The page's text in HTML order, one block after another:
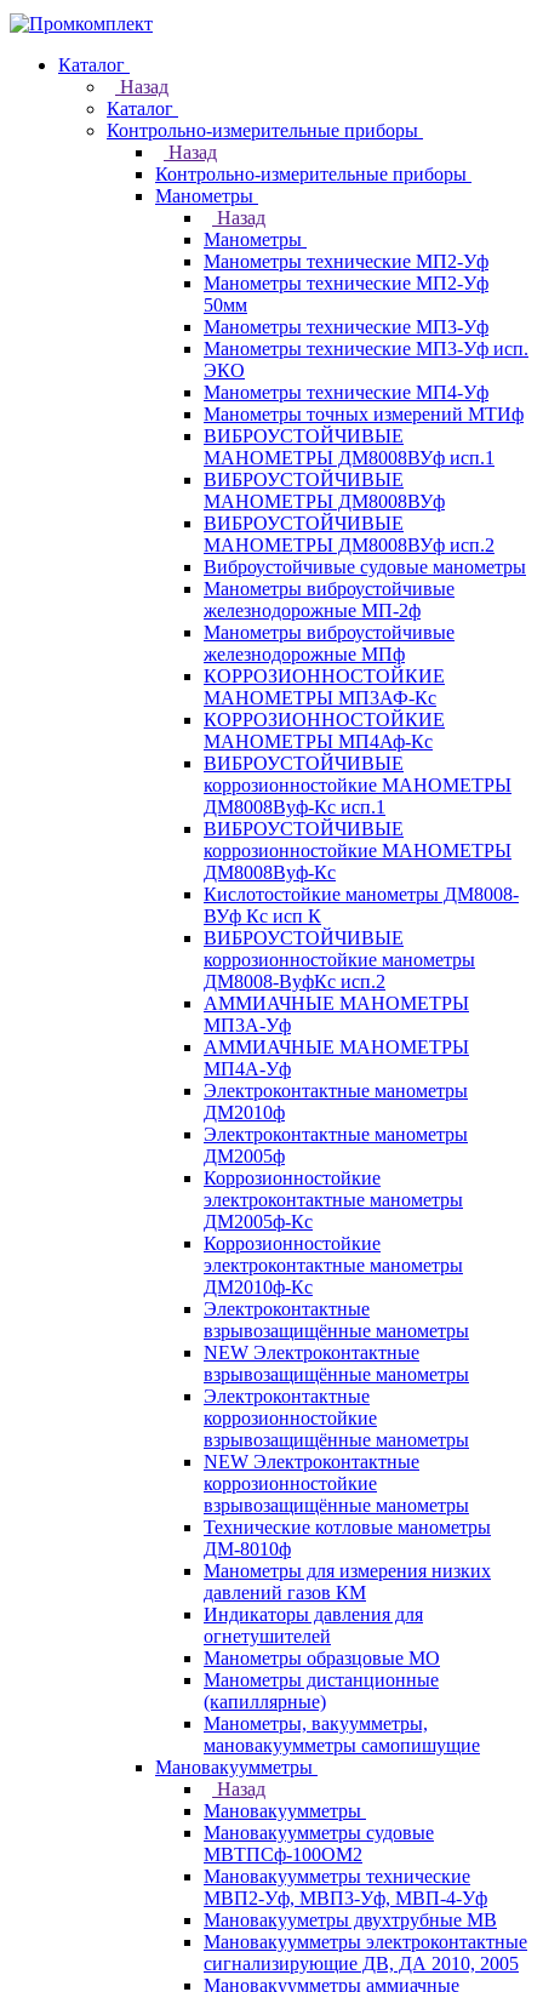
Каталог
Назад
Каталог
Контрольно-измерительные приборы
Назад
Контрольно-измерительные приборы
Манометры
Назад
Манометры
Манометры технические МП2-Уф
Манометры технические МП2-Уф
50мм
Манометры технические МП3-Уф
Манометры технические МП3-Уф исп.
ЭКО
Манометры технические МП4-Уф
Манометры точных измерений МТИф
ВИБРОУСТОЙЧИВЫЕ
МАНОМЕТРЫ ДМ8008ВУф исп.1
ВИБРОУСТОЙЧИВЫЕ
МАНОМЕТРЫ ДМ8008ВУф
ВИБРОУСТОЙЧИВЫЕ
МАНОМЕТРЫ ДМ8008ВУф исп.2
Виброустойчивые судовые манометры
Манометры виброустойчивые
железнодорожные МП-2ф
Манометры виброустойчивые
железнодорожные МПф
КОРРОЗИОННОСТОЙКИЕ
МАНОМЕТРЫ МП3АФ-Кс
КОРРОЗИОННОСТОЙКИЕ
МАНОМЕТРЫ МП4Аф-Кс
ВИБРОУСТОЙЧИВЫЕ
коррозионностойкие МАНОМЕТРЫ
ДМ8008Вуф-Кс исп.1
ВИБРОУСТОЙЧИВЫЕ
коррозионностойкие МАНОМЕТРЫ
ДМ8008Вуф-Кс
Кислотостойкие манометры ДМ8008-
ВУф Кс исп К
ВИБРОУСТОЙЧИВЫЕ
коррозионностойкие манометры
ДМ8008-ВуфКс исп.2
АММИАЧНЫЕ МАНОМЕТРЫ
МП3А-Уф
АММИАЧНЫЕ МАНОМЕТРЫ
МП4А-Уф
Электроконтактные манометры
ДМ2010ф
Электроконтактные манометры
ДМ2005ф
Коррозионностойкие
электроконтактные манометры
ДМ2005ф-Кс
Коррозионностойкие
электроконтактные манометры
ДМ2010ф-Кс
Электроконтактные
взрывозащищённые манометры
NEW Электроконтактные
взрывозащищённые манометры
Электроконтактные
коррозионностойкие
взрывозащищённые манометры
NEW Электроконтактные
коррозионностойкие
взрывозащищённые манометры
Технические котловые манометры
ДМ-8010ф
Манометры для измерения низких
давлений газов КМ
Индикаторы давления для
огнетушителей
Манометры образцовые МО
Манометры дистанционные
(капиллярные)
Манометры, вакуумметры,
мановакуумметры самопишущие
Мановакуумметры
Назад
Мановакуумметры
Мановакуумметры судовые
МВТПСф-100ОМ2
Мановакуумметры технические
МВП2-Уф, МВП3-Уф, МВП-4-Уф
Мановакууметры двухтрубные МВ
Мановакуумметры электроконтактные
сигнализирующие ДВ, ДА 2010, 2005
Мановакуумметры аммиачные